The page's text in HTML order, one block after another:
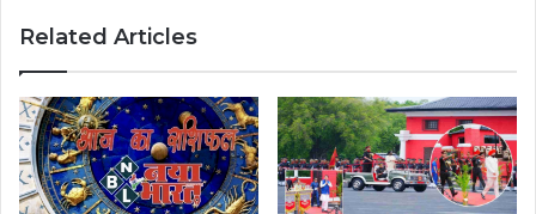
की
व्यवस्था
होगी
और
मजबूत…..
Related Articles